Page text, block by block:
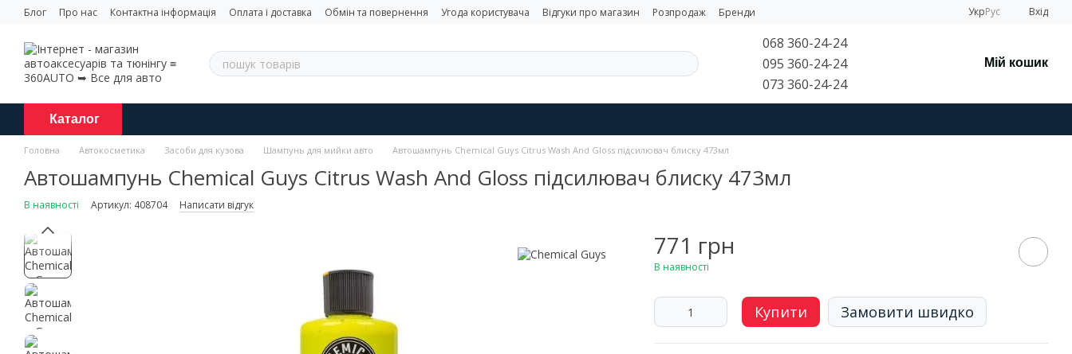
Перейти до основного контенту
Блог Про нас Контактна інформація Оплата і доставка Обмін та повернення Угода користувача Відгуки про магазин Розпродаж Бренди УкрРус Вхід
068 360-24-24
095 360-24-24
073 360-24-24
Мій кошик
Каталог
Головна Автокосметика Засоби для кузова Шампунь для мийки авто Автошампунь Chemical Guys Citrus Wash And Gloss підсилювач блиску 473мл
Автошампунь Chemical Guys Citrus Wash And Gloss підсилювач блиску 473мл
В наявності Артикул: 408704 Написати відгук
771 грн
В наявності
Купити Замовити швидко